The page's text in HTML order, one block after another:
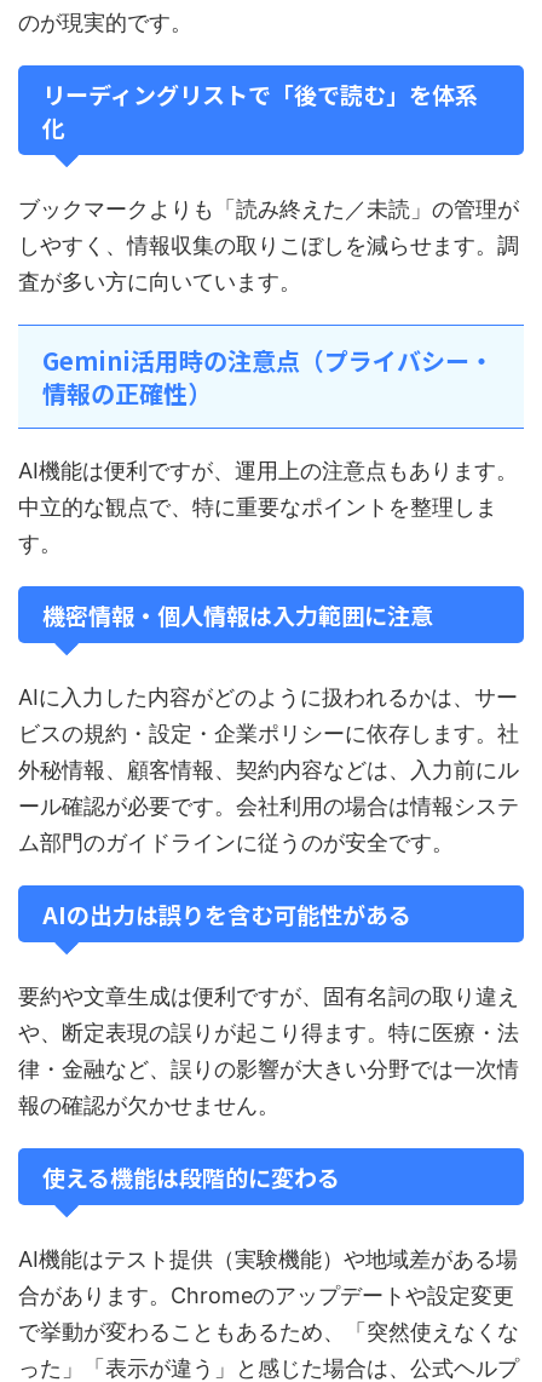
のが現実的です。
リーディングリストで「後で読む」を体系
化
ブックマークよりも「読み終えた／未読」の管理が
しやすく、情報収集の取りこぼしを減らせます。調
査が多い方に向いています。
Gemini活用時の注意点（プライバシー・
情報の正確性）
AI機能は便利ですが、運用上の注意点もあります。
中立的な観点で、特に重要なポイントを整理しま
す。
機密情報・個人情報は入力範囲に注意
AIに入力した内容がどのように扱われるかは、サー
ビスの規約・設定・企業ポリシーに依存します。社
外秘情報、顧客情報、契約内容などは、入力前にル
ール確認が必要です。会社利用の場合は情報システ
ム部門のガイドラインに従うのが安全です。
AIの出力は誤りを含む可能性がある
要約や文章生成は便利ですが、固有名詞の取り違え
や、断定表現の誤りが起こり得ます。特に医療・法
律・金融など、誤りの影響が大きい分野では一次情
報の確認が欠かせません。
使える機能は段階的に変わる
AI機能はテスト提供（実験機能）や地域差がある場
合があります。Chromeのアップデートや設定変更
で挙動が変わることもあるため、「突然使えなくな
った」「表示が違う」と感じた場合は、公式ヘルプ